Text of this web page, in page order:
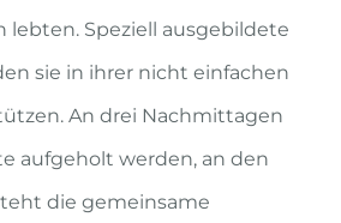
Speziell ausgebildete
sie in ihrer nicht einfachen
An drei Nachmittagen
aufgeholt werden, an den
die gemeinsame